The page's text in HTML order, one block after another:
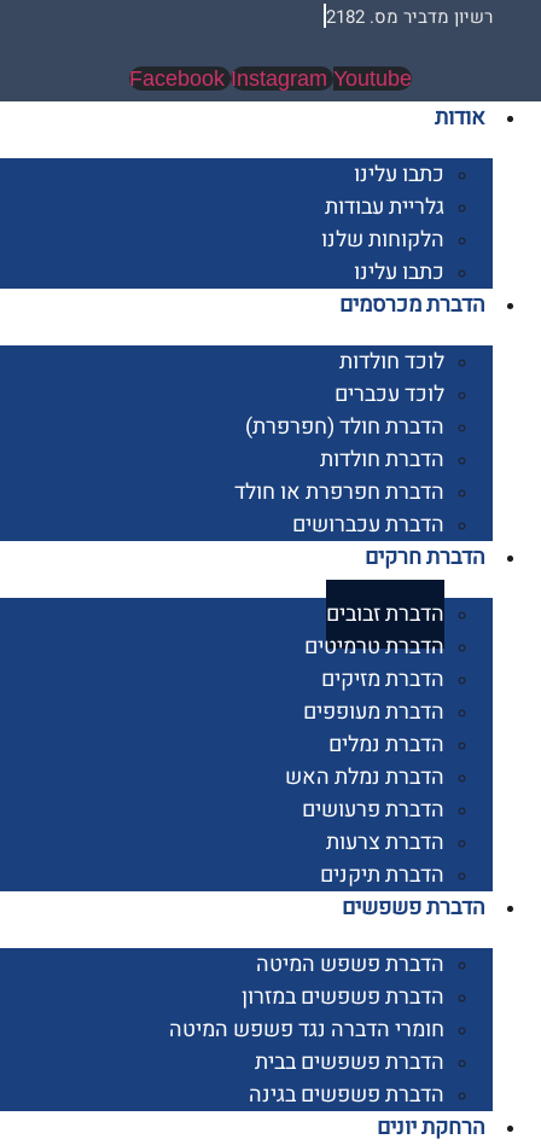
מדביר מס. 2182
Facebook Instagram
כתבו עלינו
גלריית עבודות
הלקוחות שלנו
כתבו עלינו
מכרסמים
לוכד חולדות
לוכד עכברים
הדברת חולד (חפרפרת)
הדברת חולדות
הדברת חפרפרת או חולד
הדברת עכברושים
חרקים
הדברת זבובים
הדברת טרמיטים
הדברת מזיקים
הדברת מעופפים
הדברת נמלים
הדברת נמלת האש
הדברת פרעושים
הדברת צרעות
הדברת תיקנים
פשפשים
הדברת פשפש המיטה
הדברת פשפשים במזרון
חומרי הדברה נגד פשפש המיטה
הדברת פשפשים בבית
הדברת פשפשים בגינה
יונים